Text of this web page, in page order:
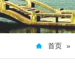
首页 »